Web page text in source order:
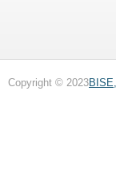
Copyright © 2023